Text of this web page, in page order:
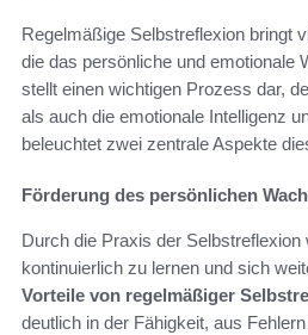
Regelmäßige Selbstreflexion bringt
die das persönliche und emotionale
stellt einen wichtigen Prozess dar,
als auch die emotionale Intelligenz
beleuchtet zwei zentrale Aspekte
Förderung des persönlichen
Durch die Praxis der Selbstreflexion
kontinuierlich zu lernen und sich
Vorteile von regelmäßiger
deutlich in der Fähigkeit, aus